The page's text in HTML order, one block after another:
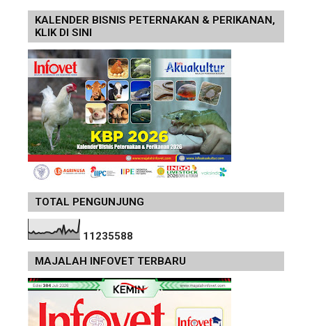
KALENDER BISNIS PETERNAKAN & PERIKANAN,
KLIK DI SINI
TOTAL PENGUNJUNG
11235588
MAJALAH INFOVET TERBARU